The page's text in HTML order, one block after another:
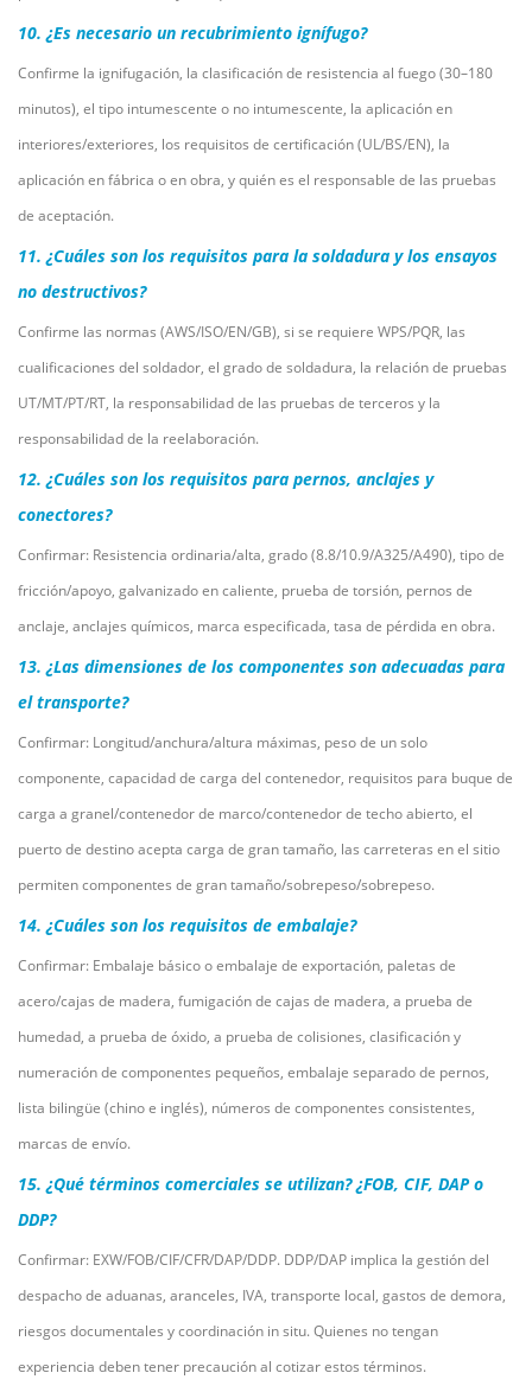
10. ¿Es necesario un recubrimiento ignífugo?
Confirme la ignifugación, la clasificación de resistencia al fuego (30–180
minutos), el tipo intumescente o no intumescente, la aplicación en
interiores/exteriores, los requisitos de certificación (UL/BS/EN), la
aplicación en fábrica o en obra, y quién es el responsable de las pruebas
de aceptación.
11. ¿Cuáles son los requisitos para la soldadura y los ensayos
no destructivos?
Confirme las normas (AWS/ISO/EN/GB), si se requiere WPS/PQR, las
cualificaciones del soldador, el grado de soldadura, la relación de pruebas
UT/MT/PT/RT, la responsabilidad de las pruebas de terceros y la
responsabilidad de la reelaboración.
12. ¿Cuáles son los requisitos para pernos, anclajes y
conectores?
Confirmar: Resistencia ordinaria/alta, grado (8.8/10.9/A325/A490), tipo de
fricción/apoyo, galvanizado en caliente, prueba de torsión, pernos de
anclaje, anclajes químicos, marca especificada, tasa de pérdida en obra.
13. ¿Las dimensiones de los componentes son adecuadas para
el transporte?
Confirmar: Longitud/anchura/altura máximas, peso de un solo
componente, capacidad de carga del contenedor, requisitos para buque de
carga a granel/contenedor de marco/contenedor de techo abierto, el
puerto de destino acepta carga de gran tamaño, las carreteras en el sitio
permiten componentes de gran tamaño/sobrepeso/sobrepeso.
14. ¿Cuáles son los requisitos de embalaje?
Confirmar: Embalaje básico o embalaje de exportación, paletas de
acero/cajas de madera, fumigación de cajas de madera, a prueba de
humedad, a prueba de óxido, a prueba de colisiones, clasificación y
numeración de componentes pequeños, embalaje separado de pernos,
lista bilingüe (chino e inglés), números de componentes consistentes,
marcas de envío.
15. ¿Qué términos comerciales se utilizan? ¿FOB, CIF, DAP o
DDP?
Confirmar: EXW/FOB/CIF/CFR/DAP/DDP. DDP/DAP implica la gestión del
despacho de aduanas, aranceles, IVA, transporte local, gastos de demora,
riesgos documentales y coordinación in situ. Quienes no tengan
experiencia deben tener precaución al cotizar estos términos.